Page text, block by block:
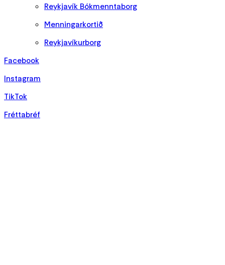
Reykjavík Bókmenntaborg
Menningarkortið
Reykjavíkurborg
Facebook
Instagram
TikTok
Fréttabréf